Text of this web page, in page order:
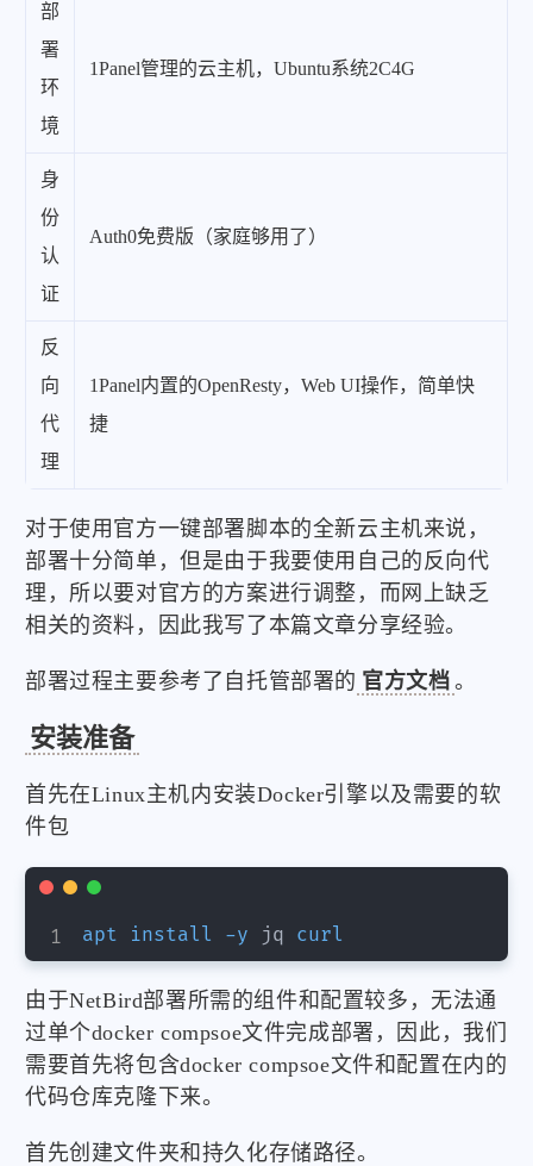
部
署
环
境
1Panel管理的云主机，Ubuntu系统2C4G
身
份
认
证
Auth0免费版（家庭够用了）
反
向
代
理
1Panel内置的OpenResty，Web UI操作，简单快
捷
对于使用官方一键部署脚本的全新云主机来说，
部署十分简单，但是由于我要使用自己的反向代
理，所以要对官方的方案进行调整，而网上缺乏
相关的资料，因此我写了本篇文章分享经验。
部署过程主要参考了自托管部署的 官方文档 。
安装准备
首先在Linux主机内安装Docker引擎以及需要的软
件包
apt install -y jq curl
由于NetBird部署所需的组件和配置较多，无法通
过单个docker compsoe文件完成部署，因此，我们
需要首先将包含docker compsoe文件和配置在内的
代码仓库克隆下来。
首先创建文件夹和持久化存储路径。